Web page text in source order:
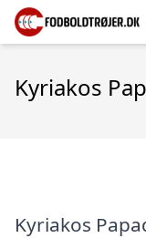
Kyriakos
Kyriakos